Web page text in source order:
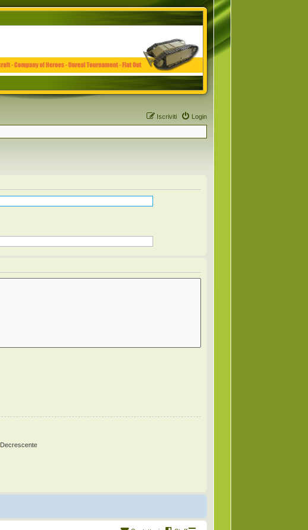
Login
Iscriviti
Decrescente